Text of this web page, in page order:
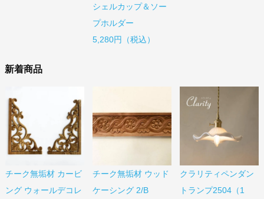
シェルカップ＆ソー
プホルダー
5,280円（税込）
新着商品
チーク無垢材 カービ
ング ウォールデコレ
チーク無垢材 ウッド
ケーシング 2/B
クラリティペンダン
トランプ2504（1